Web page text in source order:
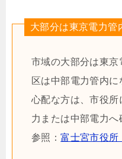
大部分は東京電力管
市域の大部分は東
区は中部電力管内に
心配な方は、市役
力または中部電力へ
参照：富士宮市役所